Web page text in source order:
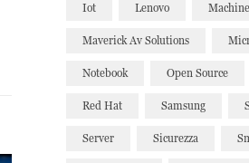
Iot Lenovo
Maverick Av Solutions
Notebook Open Source
Red Hat Samsung
Server Sicurezza